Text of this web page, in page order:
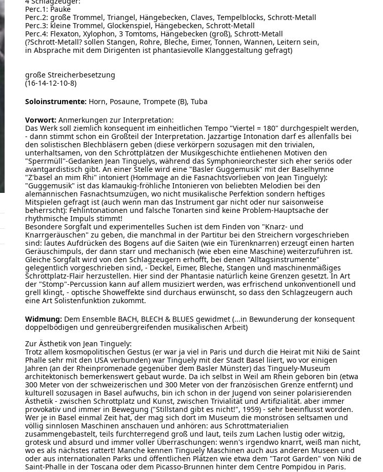
Perc.1: Pauke
Perc.2: große Trommel, Triangel, Hängebecken, Claves, Tempelblocks, Schrott-Metall
Perc.3: kleine Trommel, Glockenspiel, Hängebecken, Schrott-Metall
Perc.4: Flexaton, Xylophon, 3 Tomtoms, Hängebecken (groß), Schrott-Metall
(?Schrott-Metall? sollen Stangen, Rohre, Bleche, Eimer, Tonnen, Wannen, Leitern sein,
in Absprache mit dem Dirigenten ist phantasievolle Klanggestaltung gefragt)
große Streicherbesetzung
(16-14-12-10-8)
Soloinstrumente: Horn, Posaune, Trompete (B), Tuba
Vorwort: Anmerkungen zur Interpretation:
Das Werk soll ziemlich konsequent im einheitlichen Tempo "Viertel = 180" durchgespielt werden,
- dann stimmt schon ein Großteil der Interpretation. Jazzartige Intonation darf es allenfalls bei
den solistischen Blechbläsern geben (diese verkörpern sozusagen mit den trivialen,
unterhaltsamen, von den Schrottplätzen der Musikgeschichte entliehenen Motiven den
"Sperrmüll"-Gedanken Jean Tinguelys, während das Symphonieorchester sich eher seriös oder
avantgardistisch gibt. An einer Stelle wird eine "Basler Guggemusik" mit der Baselhymne
"Z'basel an mim Rhi" intoniert (Hommage an die Fasnachtsvorlieben von Jean Tinguely):
"Guggemusik" ist das klamaukig-fröhliche Intonieren von beliebten Melodien bei den
alemannischen Fasnachtsumzügen, wo nicht musikalische Perfektion sondern heftiges
Mitspielen gefragt ist (auch wenn man das Instrument gar nicht oder nur saisonweise
beherrscht): Fehlintonationen und falsche Tonarten sind keine Problem-Hauptsache der
rhythmische Impuls stimmt!
Besondere Sorgfalt und experimentelles Suchen ist dem Finden von "Knarz- und
Knarrgeräuschen" zu geben, die manchmal in der Partitur bei den Streichern vorgeschrieben
sind: lautes Aufdrücken des Bogens auf die Saiten (wie ein Türenknarren) erzeugt einen harten
Geräuschimpuls, der dann starr und mechanisch (wie eben eine Maschine) weiterzuführen ist.
Gleiche Sorgfalt wird von den Schlagzeugern erhofft, bei denen "Alltagsinstrumente"
gelegentlich vorgeschrieben sind, - Deckel, Eimer, Bleche, Stangen und maschinenmäßiges
Schrottplatz-Flair herzustellen. Hier sind der Phantasie natürlich keine Grenzen gesetzt. In Art
der "Stomp"-Percussion kann auf allem musiziert werden, was erfrischend unkonventionell und
grell klingt, - optische Showeffekte sind durchaus erwünscht, so dass den Schlagzeugern auch
eine Art Solistenfunktion zukommt.
Widmung: Dem Ensemble BACH, BLECH & BLUES gewidmet (...in Bewunderung der konsequent
doppelbödigen und genreübergreifenden musikalischen Arbeit)
Zur Ästhetik von Jean Tinguely:
Trotz allem kosmopolitischen Gestus (er war ja viel in Paris und durch die Heirat mit Niki de Saint
Phalle sehr mit den USA verbunden) war Tinguely mit der Stadt Basel liiert, wo vor einigen
Jahren (an der Rheinpromenade gegenüber dem Basler Münster) das Tinguely-Museum
architektonisch bemerkenswert gebaut wurde. Da ich selbst in Weil am Rhein geboren bin (etwa
300 Meter von der schweizerischen und 300 Meter von der französischen Grenze entfernt) und
kulturell sozusagen in Basel aufwuchs, bin ich schon in der Jugend von seiner polarisierenden
Ästhetik - zwischen Schrottplatz und Kunst, zwischen Trivialität und Artifizialität. aber immer
provokativ und immer in Bewegung ("Stillstand gibt es nicht!", 1959) - sehr beeinflusst worden.
Wer je in Basel einmal Zeit hat, der mag sich dort im Museum die monströsen seltsamen und
völlig sinnlosen Maschinen anschauen und anhören: aus Schrottmaterialien
zusammengebastelt, teils furchterregend groß und laut, teils zum Lachen lustig oder witzig,
grotesk und absurd und immer voller Überraschungen: wenn's irgendwo knarrt, weiß man nicht,
wo es als nächstes rattert! Manche kennen Tinguely Maschinen auch aus anderen Museen und
oder aus internationalen Parks und öffentlichen Plätzen wie etwa dem "Tarot Garden" von Niki de
Saint-Phalle in der Toscana oder dem Picasso-Brunnen hinter dem Centre Pompidou in Paris.